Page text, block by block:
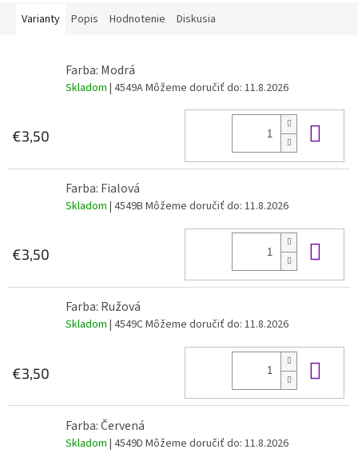
Varianty Popis Hodnotenie Diskusia
Farba: Modrá
Skladom | 4549AMôžeme doručiť do: 11.8.2026
€3,50
Farba: Fialová
Skladom | 4549B Môžeme doručiť do: 11.8.2026
€3,50
Farba: Ružová
Skladom | 4549CMôžeme doručiť do: 11.8.2026
€3,50
Farba: Červená
Skladom | 4549D Môžeme doručiť do: 11.8.2026